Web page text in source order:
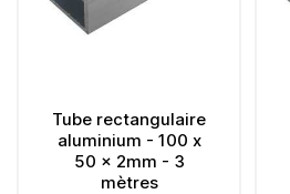
Tube rectangulaire
aluminium - 100 x
50 x 2mm - 3
mètres